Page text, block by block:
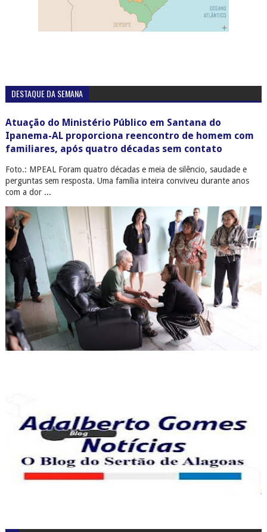
DESTAQUE DA SEMANA
Atuação do Ministério Público em Santana do
Ipanema-AL proporciona reencontro de homem com
familiares, após quatro décadas sem contato
Foto.: MPEAL Foram quatro décadas e meia de silêncio, saudade e
perguntas sem resposta. Uma família inteira conviveu durante anos
com a dor ...